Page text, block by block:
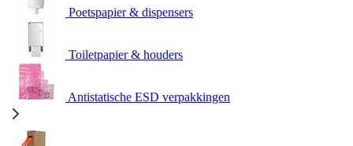
Poetspapier & dispensers
Toiletpapier & houders
Antistatische ESD verpakkingen